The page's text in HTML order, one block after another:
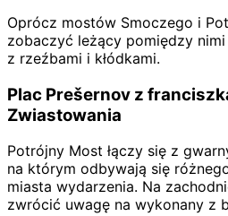
Oprócz mostów Smoczego i
zobaczyć leżący pomiędzy
z rzeźbami i kłódkami.
Plac Prešernov z
Zwiastowania
Potrójny Most łączy się z
na którym odbywają się
miasta wydarzenia. Na
zwrócić uwagę na wykonany z